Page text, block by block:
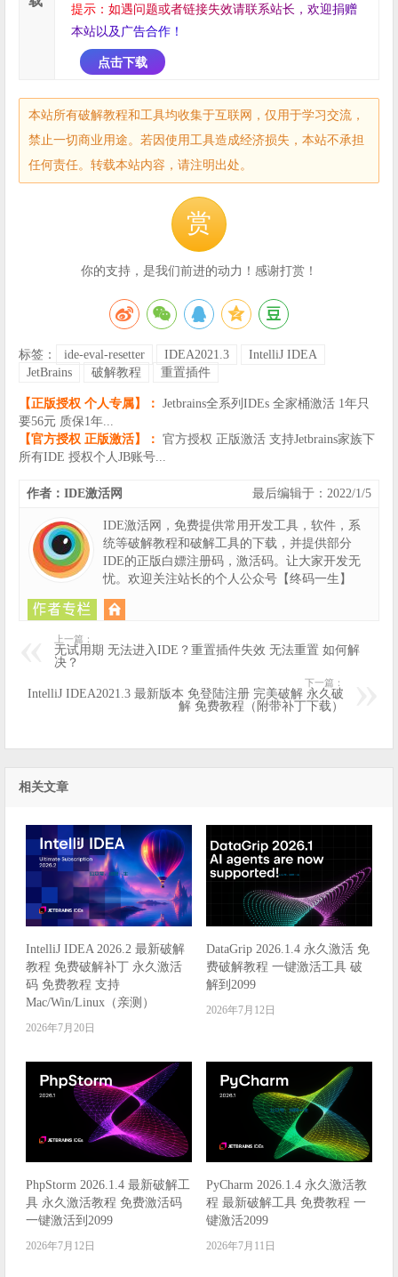
提示 ：如遇问题或者链接失效请联系站长 ，欢迎捐赠
本站以及 广告合作 ！
点击下载
本站所有破解教程和工具均收集于互联网，仅用于学习交流，
禁止一切商业用途。若因使用工具造成经济损失，本站不承担
任何责任。转载本站内容，请注明出处。
赏
你的支持，是我们前进的动力！感谢打赏！
标签： ide-eval-resetter IDEA2021.3
IntelliJ IDEA
JetBrains
破解教程 重置插件
【正版授权 个人专属】： Jetbrains全系列IDEs 全家桶激活 1年只
要56元 质保1年...
【官方授权 正版激活】： 官方授权 正版激活 支持Jetbrains家族下
所有IDE 授权个人JB账号...
最后编辑于：2022/1/5
作者：IDE激活网
IDE激活网，免费提供常用开发工具，软件，系
统等破解教程和破解工具的下载，并提供部分
IDE的正版白嫖注册码，激活码。让大家开发无
忧。欢迎关注站长的个人公众号【终码一生】
上一篇：
无试用期 无法进入IDE？重置插件失效 无法重置 如何解
决？
下一篇：
IntelliJ IDEA2021.3 最新版本 免登陆注册 完美破解 永久破
解 免费教程（附带补丁下载）
相关文章
IntelliJ IDEA 2026.2 最新破解
教程 免费破解补丁 永久激活
码 免费教程 支持
Mac/Win/Linux（亲测）
2026年7月20日
DataGrip 2026.1.4 永久激活 免
费破解教程 一键激活工具 破
解到2099
2026年7月12日
PhpStorm 2026.1.4 最新破解工
具 永久激活教程 免费激活码
一键激活到2099
2026年7月12日
PyCharm 2026.1.4 永久激活教
程 最新破解工具 免费教程 一
键激活2099
2026年7月11日